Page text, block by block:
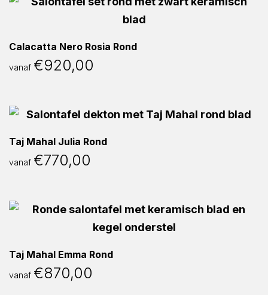
Calacatta Nero Rosia Rond
vanaf €920,00
Taj Mahal Julia Rond
vanaf €770,00
Taj Mahal Emma Rond
vanaf €870,00